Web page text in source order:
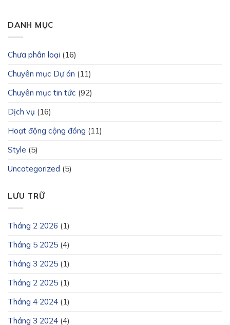
DANH MỤC
Chưa phân loại (16)
Chuyên mục Dự án (11)
Chuyên mục tin tức (92)
Dịch vụ (16)
Hoạt động cộng đồng (11)
Style (5)
Uncategorized (5)
LƯU TRỮ
Tháng 2 2026 (1)
Tháng 5 2025 (4)
Tháng 3 2025 (1)
Tháng 2 2025 (1)
Tháng 4 2024 (1)
Tháng 3 2024 (4)